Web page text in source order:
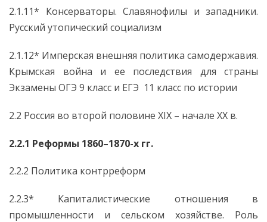
2.1.11* Консерваторы. Славянофилы и западники.
Русский утопический социализм
2.1.12* Имперская внешняя политика самодержавия.
Крымская война и ее последствия для страны
Экзамены ОГЭ 9 класс и ЕГЭ 11 класс по истории
2.2 Россия во второй половине XIX – начале ХХ в.
2.2.1 Реформы 1860–1870-х гг.
2.2.2 Политика контрреформ
2.2.3* Капиталистические отношения в
промышленности и сельском хозяйстве. Роль